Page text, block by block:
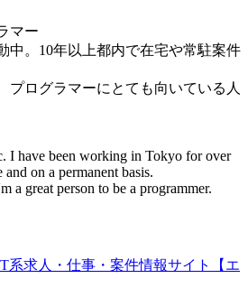
マー
中。10年以上都内で在宅や常駐案件
プログラマーにとても向いている人
I have been working in Tokyo for over
on a permanent basis.
a great person to be a programmer.
系求人・仕事・案件情報サイト【エ